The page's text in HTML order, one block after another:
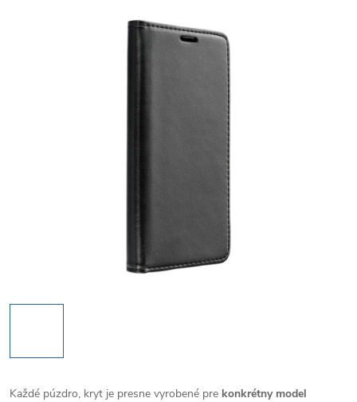
Každé púzdro, kryt je presne vyrobené pre konkrétny model